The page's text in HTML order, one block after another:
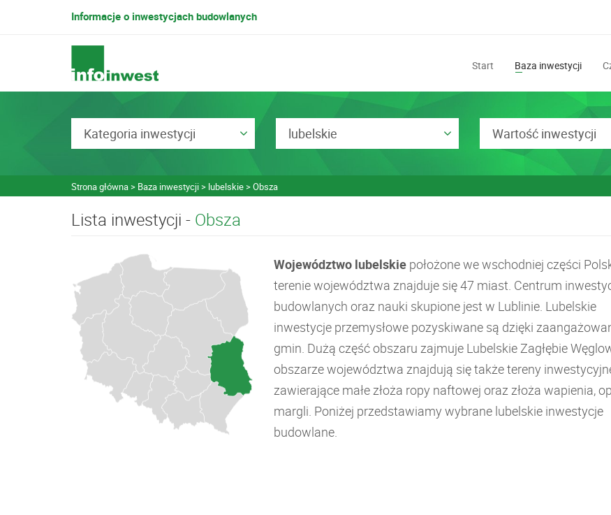
Informacje o inwestycjach budowlanych
Start Baza inwestycji
Kategoria inwestycji lubelskie Wartość inwestycji
Strona główna Baza inwestycji lubelskie Obsza
Lista inwestycji - Obsza
Województwo lubelskie położone we wschodniej części
terenie województwa znajduje się 47 miast. Centrum
budowlanych oraz nauki skupione jest w Lublinie. Lubelskie
inwestycje przemysłowe pozyskiwane są dzięki
gmin. Dużą część obszaru zajmuje Lubelskie Zagłębie
obszarze województwa znajdują się także tereny
zawierające małe złoża ropy naftowej oraz złoża wapienia,
margli. Poniżej przedstawiamy wybrane lubelskie inwestycje
budowlane.